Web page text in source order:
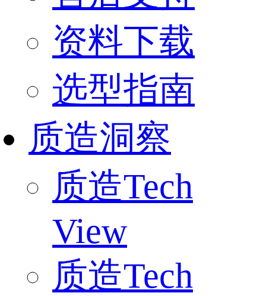
资料下载
选型指南
质造洞察
质造Tech
View
质造Tech